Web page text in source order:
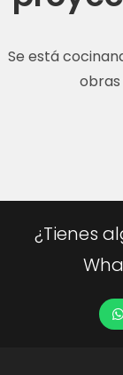
Se está
¿Tienes